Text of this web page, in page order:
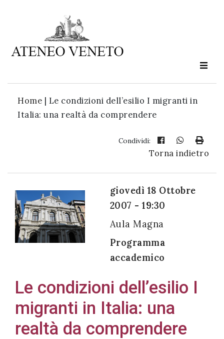
Home | Le condizioni dell’esilio I migranti in
Italia: una realtà da comprendere
Condividi:
Torna indietro
giovedì 18 Ottobre
2007 - 19:30
Aula Magna
Programma
accademico
Le condizioni dell’esilio I
migranti in Italia: una
realtà da comprendere
Ateneo
è
cultura
Acconsento
all'uso dei
miei dati
personali in